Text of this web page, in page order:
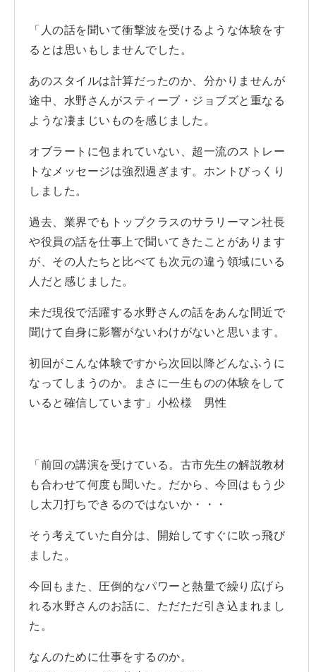
「人の話を聞いて衝撃波を受けるような体験をす
るとは思いもしませんでした。
あのスタイルは計算だったのか、分かりませんが
途中、水野さんがスティーブ・ジョブズと重なる
ような凄まじいものを感じました。
オブラートに包まれていない、超一流のストレー
トなメッセージは強烈過ぎます。ホントびっくり
しました。
過去、業界でもトップクラスのサラリーマン社長
や役員の話を仕事上で聞いてきたことがあります
が、その人たちと比べても次元の違う領域にいる
人だと感じました。
未だ現役で活躍する水野さんの話をあんな間近で
聞けて自身に影響がないわけがないと思います。
初回がこんな体験ですから次回以降どんなふうに
なってしまうのか。まさに一生ものの体験をして
いると確信しています」小松様 男性
「前回の講演を受けている。古市先生の解説教材
も合わせて何度も聞いた。だから、今回はもう少
し太刀打ちできるのではないか・・・
そう考えていた自分は、開始してすぐに吹っ飛び
ました。
今回もまた、圧倒的なパワーと熱量で繰り広げら
れる水野さんのお話に、ただただ引き込まれまし
た。
なんのために仕事をするのか。